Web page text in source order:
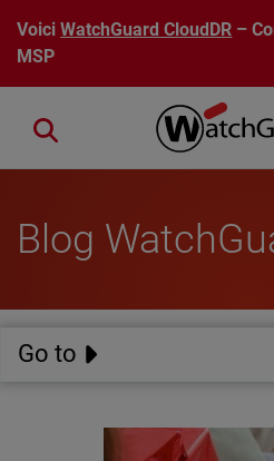
Aller au contenu principal
VoiciWatchGuard CloudDR –
MSP
Close search
Blog
Go to